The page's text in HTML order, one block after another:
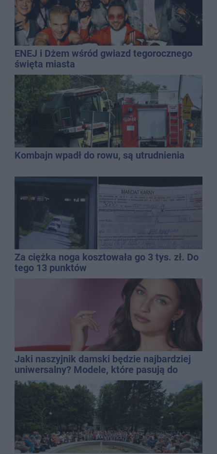
ENEJ i Dżem wśród gwiazd tegorocznego
święta miasta
Kombajn wpadł do rowu, są utrudnienia
Za ciężka noga kosztowała go 3 tys. zł. Do
tego 13 punktów
Jaki naszyjnik damski będzie najbardziej
uniwersalny? Modele, które pasują do
wielu stylizacji